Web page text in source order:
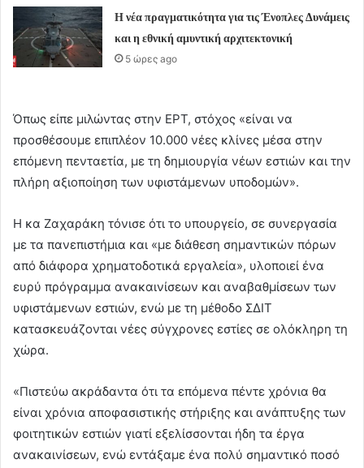
Η νέα πραγματικότητα για τις Ένοπλες Δυνάμεις
και η εθνική αμυντική αρχιτεκτονική
5 ώρες ago
Όπως είπε μιλώντας στην ΕΡΤ, στόχος «είναι να
προσθέσουμε επιπλέον 10.000 νέες κλίνες μέσα στην
επόμενη πενταετία, με τη δημιουργία νέων εστιών και την
πλήρη αξιοποίηση των υφιστάμενων υποδομών».
Η κα Ζαχαράκη τόνισε ότι το υπουργείο, σε συνεργασία
με τα πανεπιστήμια και «με διάθεση σημαντικών πόρων
από διάφορα χρηματοδοτικά εργαλεία», υλοποιεί ένα
ευρύ πρόγραμμα ανακαινίσεων και αναβαθμίσεων των
υφιστάμενων εστιών, ενώ με τη μέθοδο ΣΔΙΤ
κατασκευάζονται νέες σύγχρονες εστίες σε ολόκληρη τη
χώρα.
«Πιστεύω ακράδαντα ότι τα επόμενα πέντε χρόνια θα
είναι χρόνια αποφασιστικής στήριξης και ανάπτυξης των
φοιτητικών εστιών γιατί εξελίσσονται ήδη τα έργα
ανακαινίσεων, ενώ εντάξαμε ένα πολύ σημαντικό ποσό